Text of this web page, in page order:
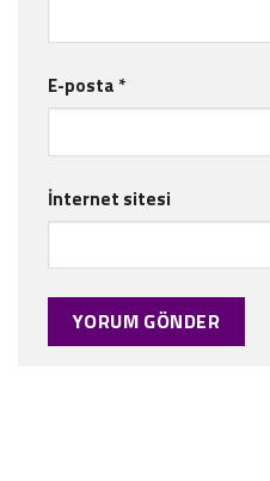
E-posta *
İnternet sitesi